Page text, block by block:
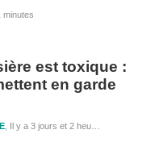
minutes
est toxique :
en garde
Il y a 3 jours et 2 heures